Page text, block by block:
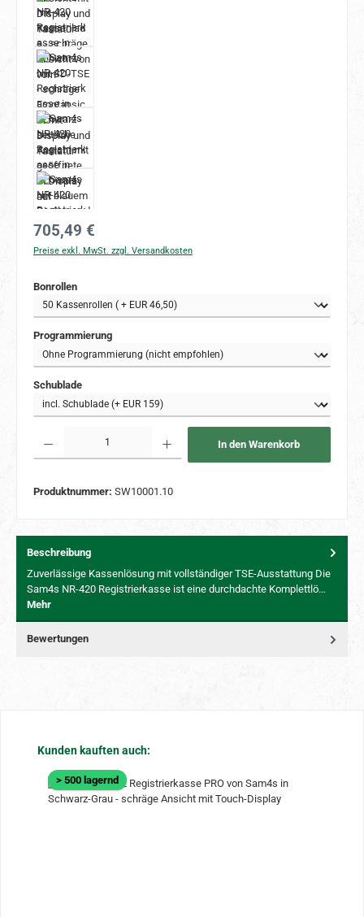
Regulärer Preis:
705,49 €
Preise exkl. MwSt. zzgl. Versandkosten
Bonrollenauswählen
Programmierungauswählen
Schubladeauswählen
In den Warenkorb
Produktnummer: SW10001.10
Beschreibung
Zuverlässige Kassenlösung mit vollständiger TSE-Ausstattung Die
Sam4s NR-420 Registrierkasse ist eine durchdachte Komplettlö…
Mehr
Bewertungen
Produktgalerie überspringen
Kunden kauften auch:
> 500 lagernd